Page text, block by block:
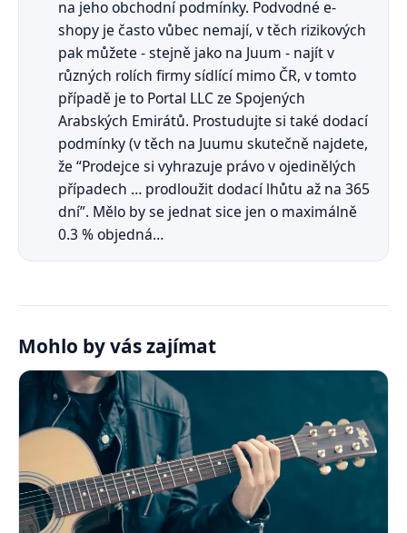
na jeho obchodní podmínky. Podvodné e-
shopy je často vůbec nemají, v těch rizikových
pak můžete - stejně jako na Juum - najít v
různých rolích firmy sídlící mimo ČR, v tomto
případě je to Portal LLC ze Spojených
Arabských Emirátů. Prostudujte si také dodací
podmínky (v těch na Juumu skutečně najdete,
že “Prodejce si vyhrazuje právo v ojedinělých
případech … prodloužit dodací lhůtu až na 365
dní”. Mělo by se jednat sice jen o maximálně
0.3 % objedná…
Mohlo by vás zajímat